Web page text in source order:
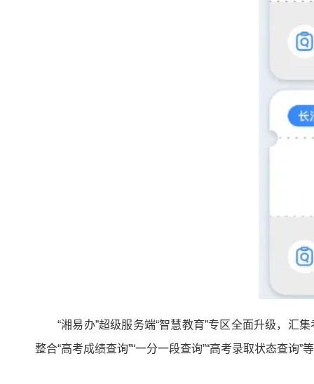
“湘易办”超级服务端“智慧教育”专区全面升级，汇
整合“高考成绩查询”“一分一段查询”“高考录取状态查询